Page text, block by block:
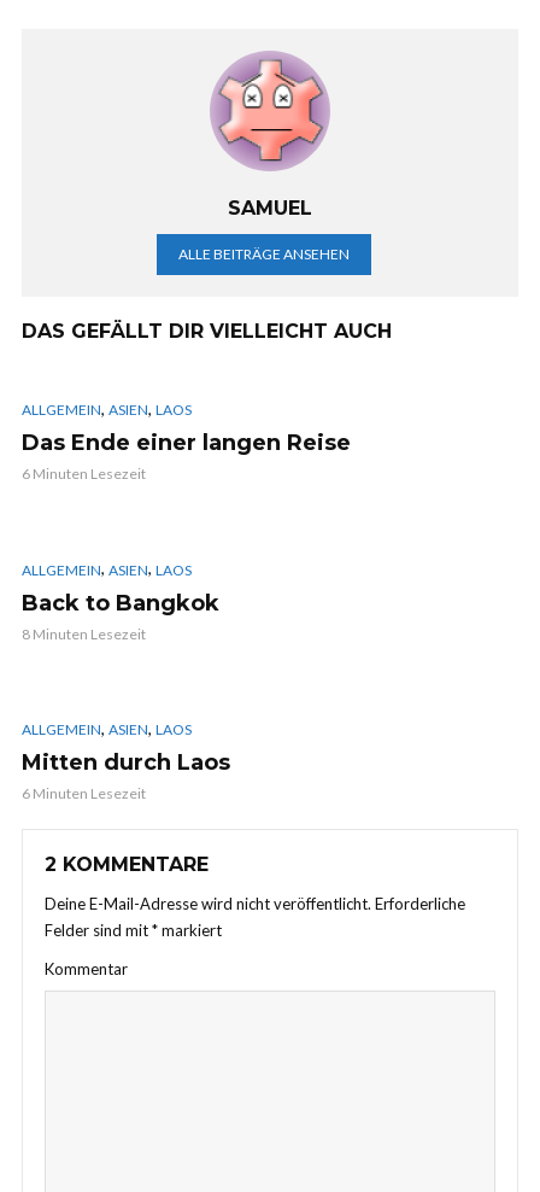
SAMUEL
ALLE BEITRÄGE ANSEHEN
DAS GEFÄLLT DIR VIELLEICHT AUCH
ALLGEMEIN, ASIEN, LAOS
Das Ende einer langen Reise
6 Minuten Lesezeit
ALLGEMEIN, ASIEN, LAOS
Back to Bangkok
8 Minuten Lesezeit
ALLGEMEIN, ASIEN, LAOS
Mitten durch Laos
6 Minuten Lesezeit
2 KOMMENTARE
Deine E-Mail-Adresse wird nicht veröffentlicht. Erforderliche
Felder sind mit*markiert
Kommentar